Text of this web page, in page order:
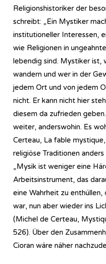
Religionshistoriker der
schreibt: „Ein Mystiker
institutioneller Interessen,
wie Religionen in
lebendig sind. Mystiker ist,
wandern und wer in der
jedem Ort und von jedem
nicht. Er kann nicht hier
diesem da zufrieden
weiter, anderswohin. Es
Certeau, La fable
religiöse Traditionen
„Mysik ist weniger eine
Arbeitsinstrument, das
eine Wahrheit zu
war, nun aber wieder ins
(Michel de Certeau,
526). Über den
Cioran wäre näher